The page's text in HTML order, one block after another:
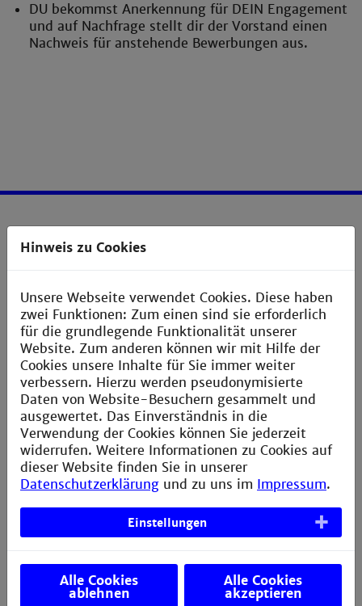
DU bekommst Anerkennung für DEIN Engagement
und auf Nachfrage stellt dir der Vorstand einen
Nachweis für anstehende Bewerbungen aus.
Erklärung zur Barrierefreiheit
Datenschutzerklärung
Sitemap
Anfahrt
Verbesserungsvorschlag melden
Kontakt
AStA der Technischen Hochschule Mannheim
D-68163 Mannheim
Hinweis zu Cookies
Unsere Webseite verwendet Cookies. Diese haben
zwei Funktionen: Zum einen sind sie erforderlich
für die grundlegende Funktionalität unserer
Website. Zum anderen können wir mit Hilfe der
Cookies unsere Inhalte für Sie immer weiter
verbessern. Hierzu werden pseudonymisierte
Daten von Website-Besuchern gesammelt und
ausgewertet. Das Einverständnis in die
Verwendung der Cookies können Sie jederzeit
widerrufen. Weitere Informationen zu Cookies auf
dieser Website finden Sie in unserer
Datenschutzerklärung und zu uns im Impressum.
Einstellungen
Alle Cookies
ablehnen
Alle Cookies
akzeptieren